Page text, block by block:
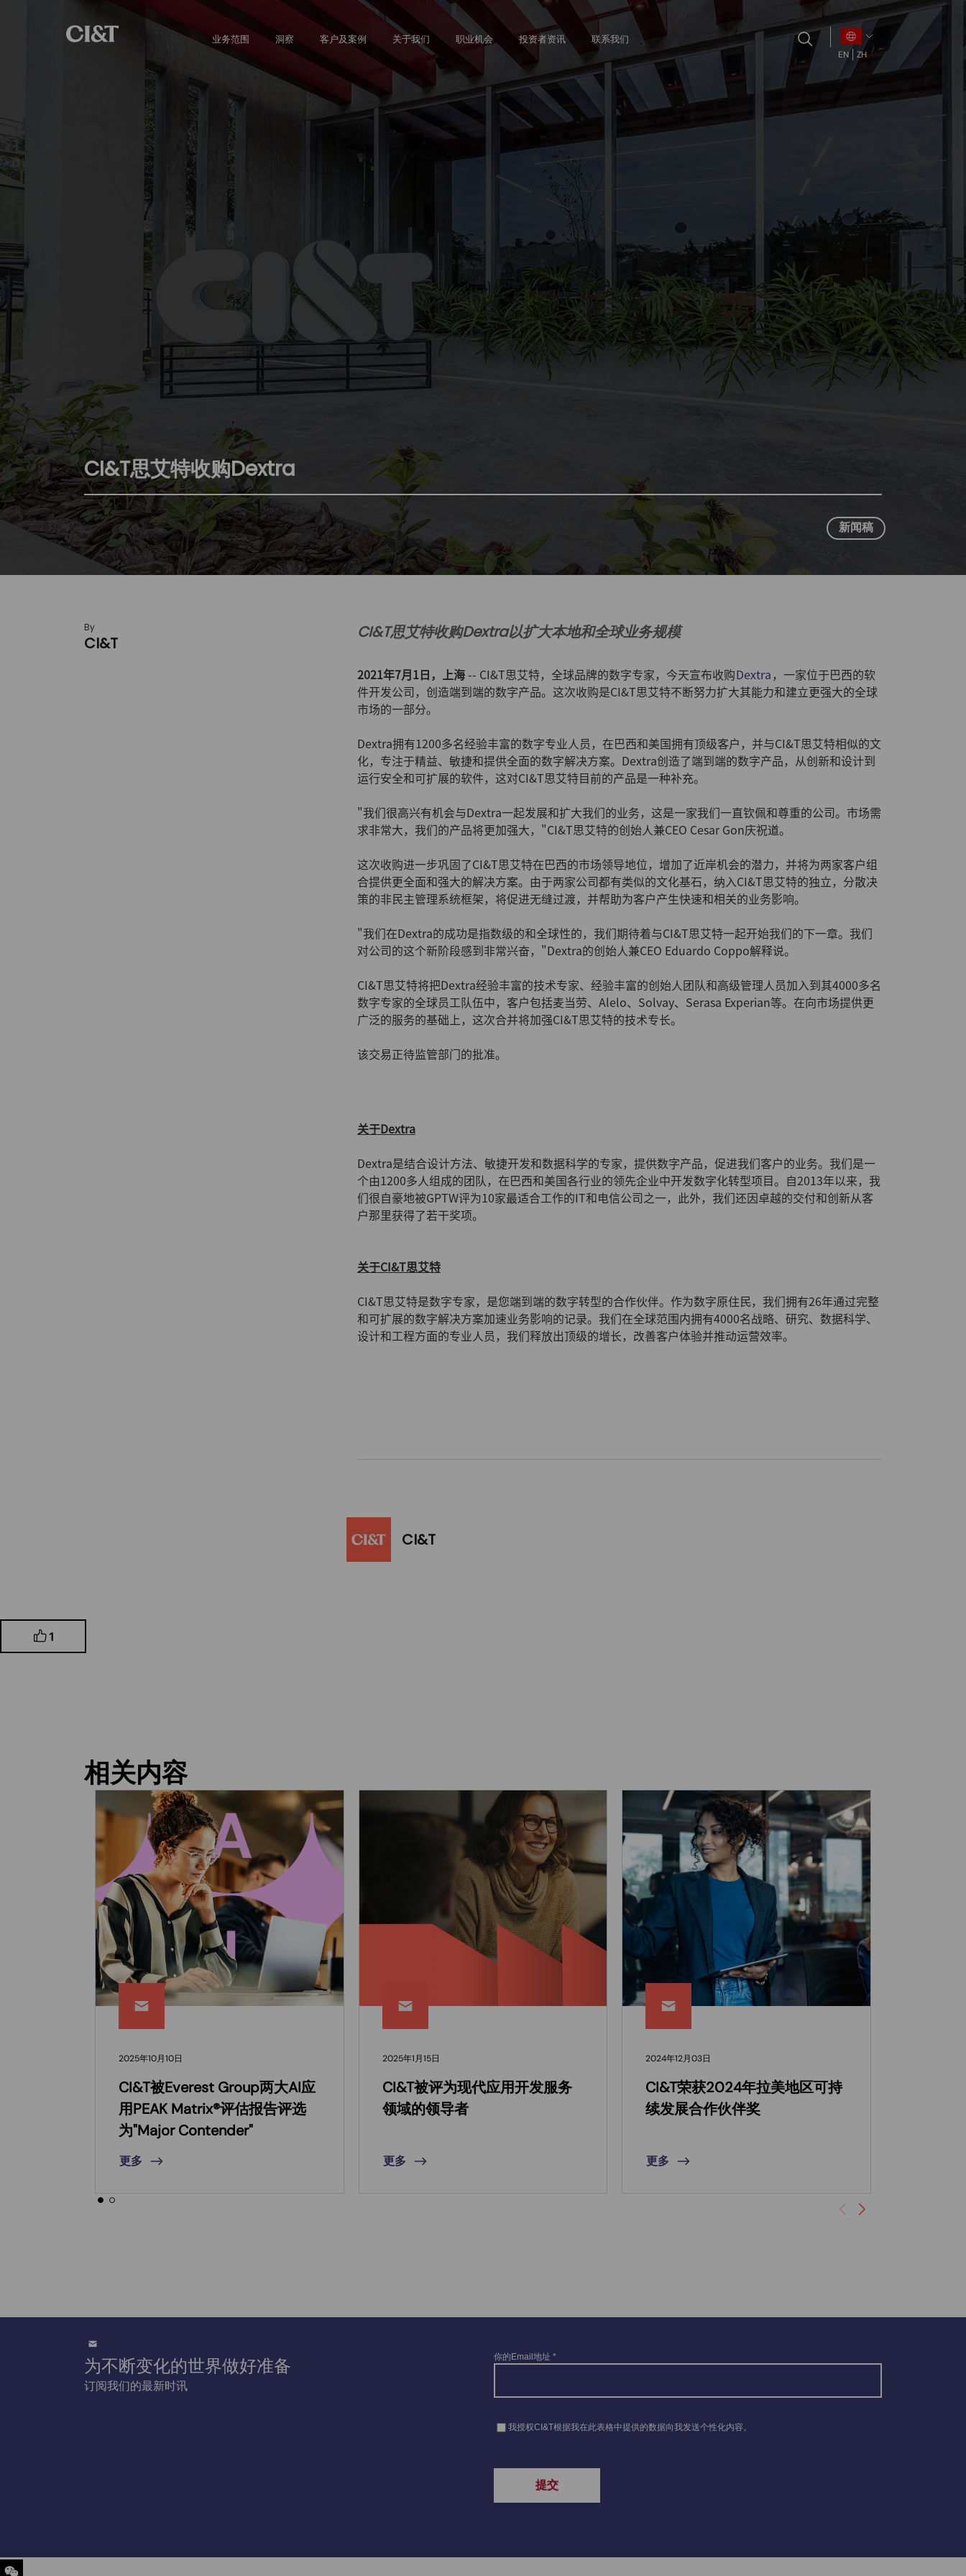
Skip
to
main
content
业务范围 洞察 客户及案例 关于我们 职业机会 投资者资讯 联系我们
EN ZH
CI&T思艾特收购Dextra
新闻稿
By
CI&T
CI&T思艾特收购Dextra以扩大本地和全球业务规模
2021年7月1日，上海-- CI&T思艾特，全球品牌的数字专家，今天宣布收购Dextra ，一家位于巴西的软
件开发公司，创造端到端的数字产品。这次收购是CI&T思艾特不断努力扩大其能力和建立更强大的全球
市场的一部分。
Dextra拥有1200多名经验丰富的数字专业人员，在巴西和美国拥有顶级客户，并与CI&T思艾特相似的文
化，专注于精益、敏捷和提供全面的数字解决方案。Dextra创造了端到端的数字产品，从创新和设计到
运行安全和可扩展的软件，这对CI&T思艾特目前的产品是一种补充。
"我们很高兴有机会与Dextra一起发展和扩大我们的业务，这是一家我们一直钦佩和尊重的公司。市场需
求非常大，我们的产品将更加强大，"CI&T思艾特的创始人兼CEO Cesar Gon庆祝道。
这次收购进一步巩固了CI&T思艾特在巴西的市场领导地位，增加了近岸机会的潜力，并将为两家客户组
合提供更全面和强大的解决方案。由于两家公司都有类似的文化基石，纳入CI&T思艾特的独立，分散决
策的非民主管理系统框架，将促进无缝过渡，并帮助为客户产生快速和相关的业务影响。
"我们在Dextra的成功是指数级的和全球性的，我们期待着与CI&T思艾特一起开始我们的下一章。我们
对公司的这个新阶段感到非常兴奋，"Dextra的创始人兼CEO Eduardo Coppo解释说。
CI&T思艾特将把Dextra经验丰富的技术专家、经验丰富的创始人团队和高级管理人员加入到其4000多名
数字专家的全球员工队伍中，客户包括麦当劳、Alelo、Solvay、Serasa Experian等。在向市场提供更
广泛的服务的基础上，这次合并将加强CI&T思艾特的技术专长。
该交易正待监管部门的批准。
关于Dextra
Dextra是结合设计方法、敏捷开发和数据科学的专家，提供数字产品，促进我们客户的业务。我们是一
个由1200多人组成的团队，在巴西和美国各行业的领先企业中开发数字化转型项目。自2013年以来，我
们很自豪地被GPTW评为10家最适合工作的IT和电信公司之一，此外，我们还因卓越的交付和创新从客
户那里获得了若干奖项。
关于CI&T思艾特
CI&T思艾特是数字专家，是您端到端的数字转型的合作伙伴。作为数字原住民，我们拥有26年通过完整
和可扩展的数字解决方案加速业务影响的记录。我们在全球范围内拥有4000名战略、研究、数据科学、
设计和工程方面的专业人员，我们释放出顶级的增长，改善客户体验并推动运营效率。
CI&T
1
相关内容
2025年10月10日
CI&T被Everest Group两大AI应
用PEAK Matrix®评估报告评选
为"Major Contender"
更多
2025年1月15日
CI&T被评为现代应用开发服务
领域的领导者
更多
2024年12月03日
CI&T荣获2024年拉美地区可持
续发展合作伙伴奖
更多
为不断变化的世界做好准备
订阅我们的最新时讯